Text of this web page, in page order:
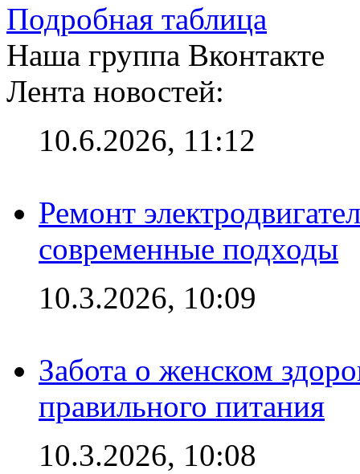
Подробная таблица
Наша группа Вконтакте
Лента новостей:
10.6.2026, 11:12
Ремонт
современные подходы
10.3.2026, 10:09
Забота о женском
правильного питания
10.3.2026, 10:08